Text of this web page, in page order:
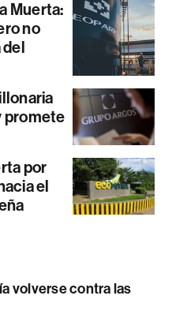
Muerta:
no
del
promete
por
el
volverse contra las